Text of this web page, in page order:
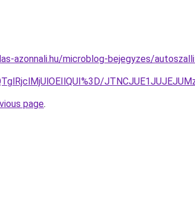
azonnali.hu/microblog-bejegyzes/
page.